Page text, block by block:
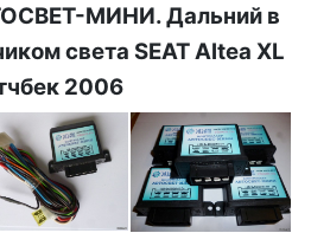
МИНИ. Дальний в
света SEAT Altea XL
2006